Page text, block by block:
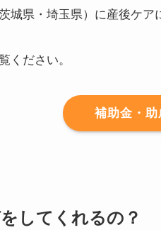
城県・埼玉県）に産後ケア
ください。
補助金・
してくれるの？